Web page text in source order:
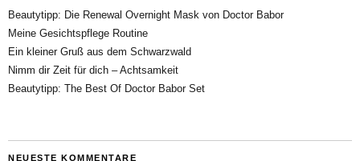
Beautytipp: Die Renewal Overnight Mask von Doctor Babor
Meine Gesichtspflege Routine
Ein kleiner Gruß aus dem Schwarzwald
Nimm dir Zeit für dich – Achtsamkeit
Beautytipp: The Best Of Doctor Babor Set
NEUESTE KOMMENTARE